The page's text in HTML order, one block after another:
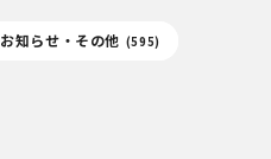
お知らせ・その他 (595)